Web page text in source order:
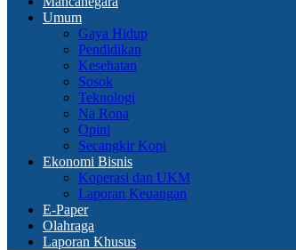
Umum
Gaya Hidup
Pendidikan
Kesehatan
Sosok
Teknologi
Na Rona
Opini
Secangkir Kopi
Ekonomi Bisnis
Koperasi dan UKM
Laporan Keuangan
E-Paper
Olahraga
Laporan Khusus